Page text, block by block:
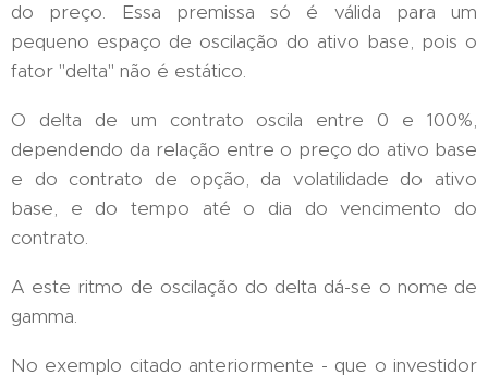
do preço. Essa premissa só é válida para um
pequeno espaço de oscilação do ativo base, pois o
fator "delta" não é estático.
O delta de um contrato oscila entre 0 e 100%,
dependendo da relação entre o preço do ativo base
e do contrato de opção, da volatilidade do ativo
base, e do tempo até o dia do vencimento do
contrato.
A este ritmo de oscilação do delta dá-se o nome de
gamma.
No exemplo citado anteriormente - que o investidor